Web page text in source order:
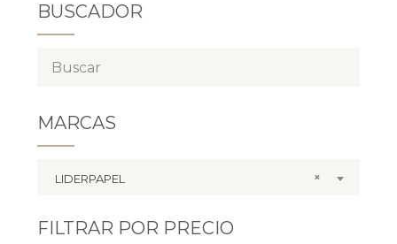
BUSCADOR
MARCAS
×
LIDERPAPEL
FILTRAR POR PRECIO